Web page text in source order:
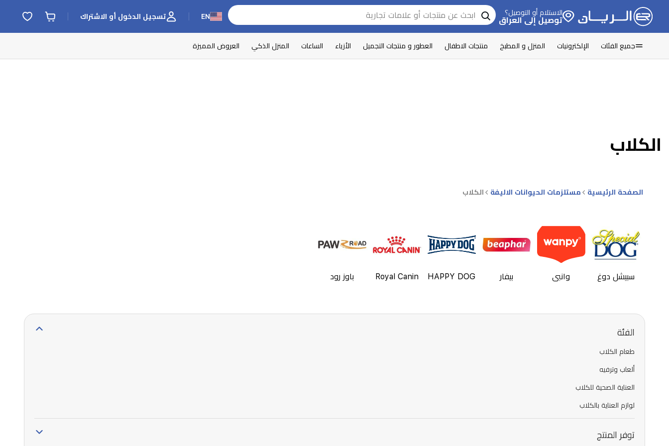
الاستلام أو التوصيل؟
توصيل إلى العراق EN تسجيل الدخول أو الاشتراك
جميع الفئات الإلكترونيات المنزل و المطبخ منتجات الاطفال العطور و منتجات التجميل الأزياء الساعات المنزل الذكي العروض المميزة
الكلاب
الصفحة الرئيسية مستلزمات الحيوانات الاليفة الكلاب
سبيشل دوغ وانبي بيفار HAPPY DOG
Royal Canin باوز رود
الفئة
طعام الكلاب
ألعاب وترفيه
العناية الصحية للكلاب
لوازم العناية بالكلاب
توفر المنتج